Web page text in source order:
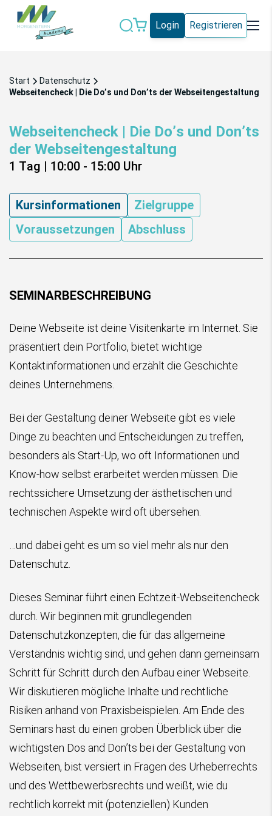
Login Registrieren
IT-Vergabe
Künstliche
Marketing Microsoft 365
Schweiz
Alle Blogeinträge
Start
Datenschutz
Webseitencheck | Die Do’s und Don’ts der Webseitengestaltung
Webseitencheck | Die Do’s und Don’ts
der Webseitengestaltung
1 Tag | 10:00 - 15:00 Uhr
Kursinformationen
Zielgruppe
Voraussetzungen
Abschluss
SEMINARBESCHREIBUNG
Deine Webseite ist deine Visitenkarte im Internet. Sie
präsentiert dein Portfolio, bietet wichtige
Kontaktinformationen und erzählt die Geschichte
deines Unternehmens.
Bei der Gestaltung deiner Webseite gibt es viele
Dinge zu beachten und Entscheidungen zu treffen,
besonders als Start-Up, wo oft Informationen und
Know-how selbst erarbeitet werden müssen. Die
rechtssichere Umsetzung der ästhetischen und
technischen Aspekte wird oft übersehen.
…und dabei geht es um so viel mehr als nur den
Datenschutz.
Dieses Seminar führt einen Echtzeit-Webseitencheck
durch. Wir beginnen mit grundlegenden
Datenschutzkonzepten, die für das allgemeine
Verständnis wichtig sind, und gehen dann gemeinsam
Schritt für Schritt durch den Aufbau einer Webseite.
Wir diskutieren mögliche Inhalte und rechtliche
Risiken anhand von Praxisbeispielen. Am Ende des
Seminars hast du einen groben Überblick über die
wichtigsten Dos and Don’ts bei der Gestaltung von
Webseiten, bist versiert in Fragen des Urheberrechts
und des Wettbewerbsrechts und weißt, wie du
rechtlich korrekt mit (potenziellen) Kunden